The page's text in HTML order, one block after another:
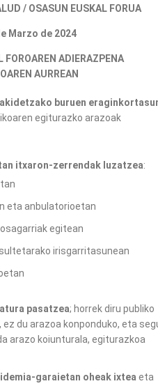
/ OSASUN EUSKAL FORUA
Marzo de 2024
FOROAREN ADIERAZPENA
AURREAN
buruen
egiturazko arazoak
itxaron-zerrendak luzatzea:
eta anbulatorioetan
egitean
irisgarritasunean
pasatzea; horrek diru publiko
du arazoa konponduko, eta
arazo koiunturala, egiturazkoa
garaietan oheak ixtea eta